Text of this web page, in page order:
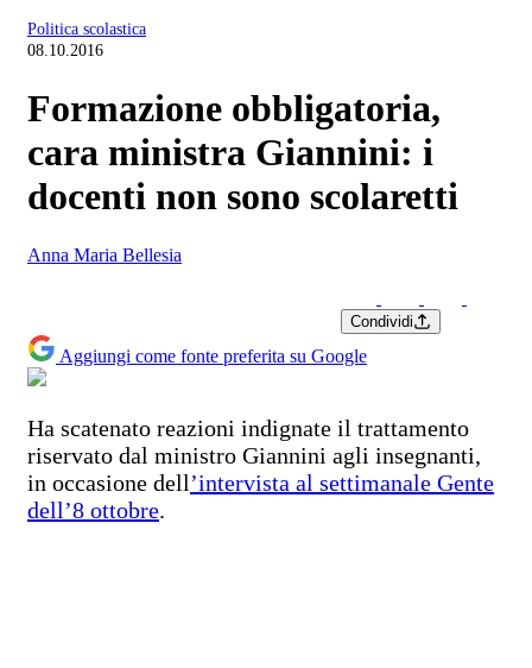
Politica scolastica
08.10.2016
Formazione obbligatoria,
cara ministra Giannini: i
docenti non sono scolaretti
Anna Maria Bellesia
Condividi
Aggiungi come fonte preferita su Google
Ha scatenato reazioni indignate il trattamento
riservato dal ministro Giannini agli insegnanti,
in occasione dell’intervista al settimanale Gente
dell’8 ottobre.